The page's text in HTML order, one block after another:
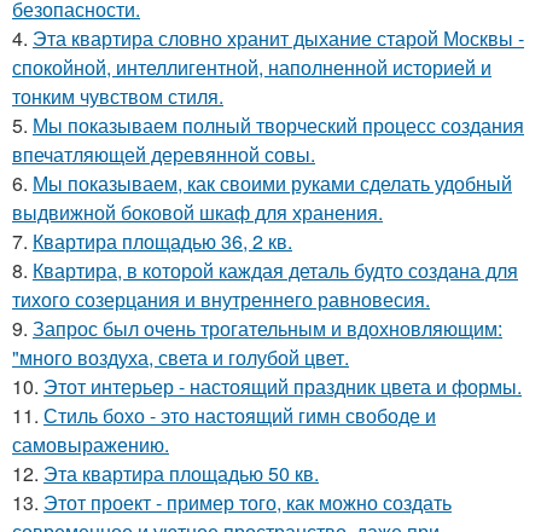
безопасности.
4. Эта квартира словно хранит дыхание старой Москвы -
спокойной, интеллигентной, наполненной историей и
тонким чувством стиля.
5. Мы показываем полный творческий процесс создания
впечатляющей деревянной совы.
6. Мы показываем, как своими руками сделать удобный
выдвижной боковой шкаф для хранения.
7. Квартира площадью 36, 2 кв.
8. Квартира, в которой каждая деталь будто создана для
тихого созерцания и внутреннего равновесия.
9. Запрос был очень трогательным и вдохновляющим:
"много воздуха, света и голубой цвет.
10. Этот интерьер - настоящий праздник цвета и формы.
11. Стиль бохо - это настоящий гимн свободе и
самовыражению.
12. Эта квартира площадью 50 кв.
13. Этот проект - пример того, как можно создать